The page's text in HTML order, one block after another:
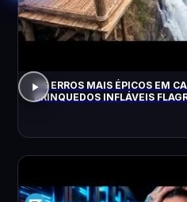
OS ERROS MAIS ÉPICOS EM
BRINQUEDOS INFLÁVEIS